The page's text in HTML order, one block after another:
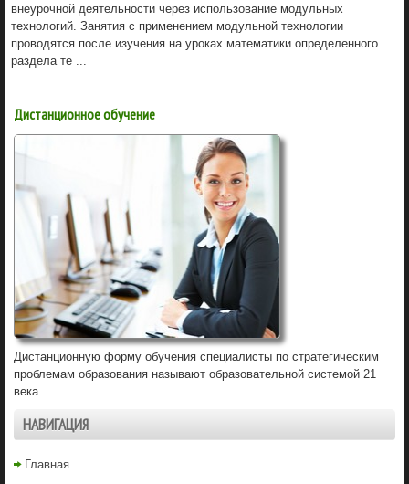
внеурочной деятельности через использование модульных
технологий. Занятия с применением модульной технологии
проводятся после изучения на уроках математики определенного
раздела те ...
Дистанционное обучение
Дистанционную форму обучения специалисты по стратегическим
проблемам образования называют образовательной системой 21
века.
НАВИГАЦИЯ
Главная